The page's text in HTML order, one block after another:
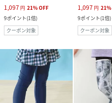
1,097 円 21%OFF
9ポイント(1倍)
クーポン対象
1,097 円 21%
9ポイント(1倍)
クーポン対象